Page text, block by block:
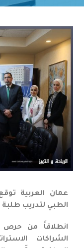
عمان العربية
الطبي لتدريب
انطلاقاً من حرص
الشراكات